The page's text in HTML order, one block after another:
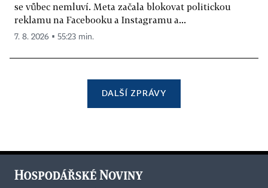
se vůbec nemluví. Meta začala blokovat politickou
reklamu na Facebooku a Instagramu a...
7. 8. 2026 ▪ 55:23 min.
DALŠÍ ZPRÁVY